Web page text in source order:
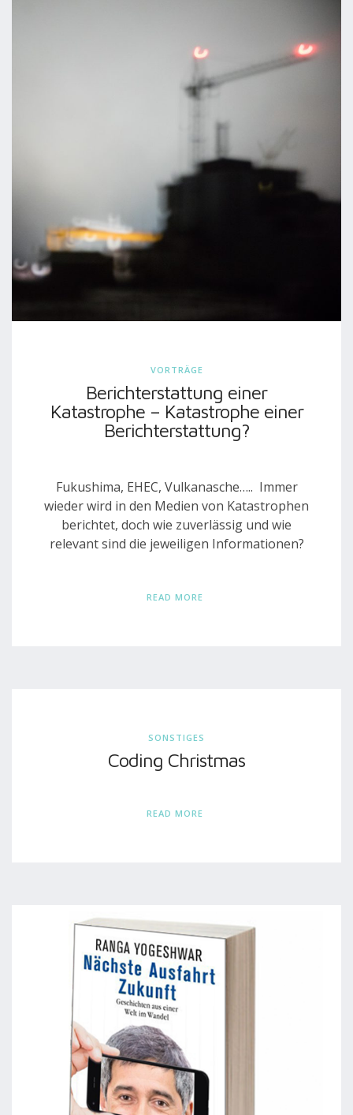
VORTRÄGE
Berichterstattung einer
Katastrophe – Katastrophe einer
Berichterstattung?
Fukushima, EHEC, Vulkanasche….. Immer
wieder wird in den Medien von Katastrophen
berichtet, doch wie zuverlässig und wie
relevant sind die jeweiligen Informationen?
READ MORE
SONSTIGES
Coding Christmas
READ MORE